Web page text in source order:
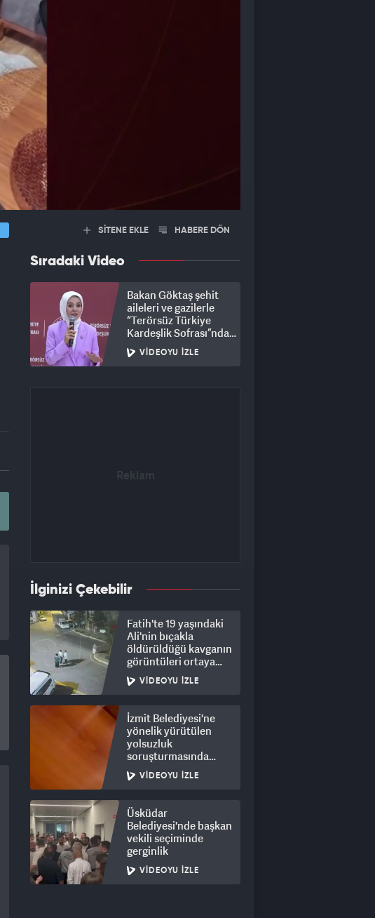
SİTENE EKLE HABERE DÖN
Sıradaki Video
Bakan Göktaş şehit
aileleri ve gazilerle
“Terörsüz Türkiye
Kardeşlik Sofrası”nda
buluştu
VIDEOYU İZLE
İlginizi Çekebilir
Fatih'te 19 yaşındaki
Ali'nin bıçakla
öldürüldüğü kavganın
görüntüleri ortaya
çıktı: 8 gözaltı
VIDEOYU İZLE
İzmit Belediyesi'ne
yönelik yürütülen
yolsuzluk
soruşturmasında
rüşvet görüntüleri
ortaya çıktı
VIDEOYU İZLE
Üsküdar
Belediyesi'nde başkan
vekili seçiminde
gerginlik
VIDEOYU İZLE